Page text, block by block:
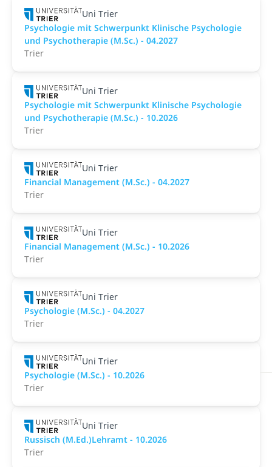
Uni Trier
Psychologie mit Schwerpunkt Klinische Psychologie
und Psychotherapie (M.Sc.) - 04.2027
Trier
Uni Trier
Psychologie mit Schwerpunkt Klinische Psychologie
und Psychotherapie (M.Sc.) - 10.2026
Trier
Uni Trier
Financial Management (M.Sc.) - 04.2027
Trier
Uni Trier
Financial Management (M.Sc.) - 10.2026
Trier
Uni Trier
Psychologie (M.Sc.) - 04.2027
Trier
Uni Trier
Psychologie (M.Sc.) - 10.2026
Trier
Uni Trier
Russisch (M.Ed.)Lehramt - 10.2026
Trier